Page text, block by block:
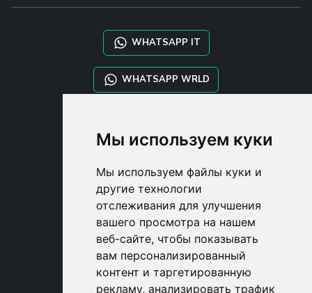
Мы используем куки
Мы используем файлы куки и
другие технологии
отслеживания для улучшения
вашего просмотра на нашем
веб-сайте, чтобы показывать
вам персонализированный
контент и таргетированную
рекламу, анализировать трафик
WHATSAPP IT
WHATSAPP WRLD
SHOP B2B
DROPSHIPPING
USER
SUBSCRIBE
ВОЙДИТЕ